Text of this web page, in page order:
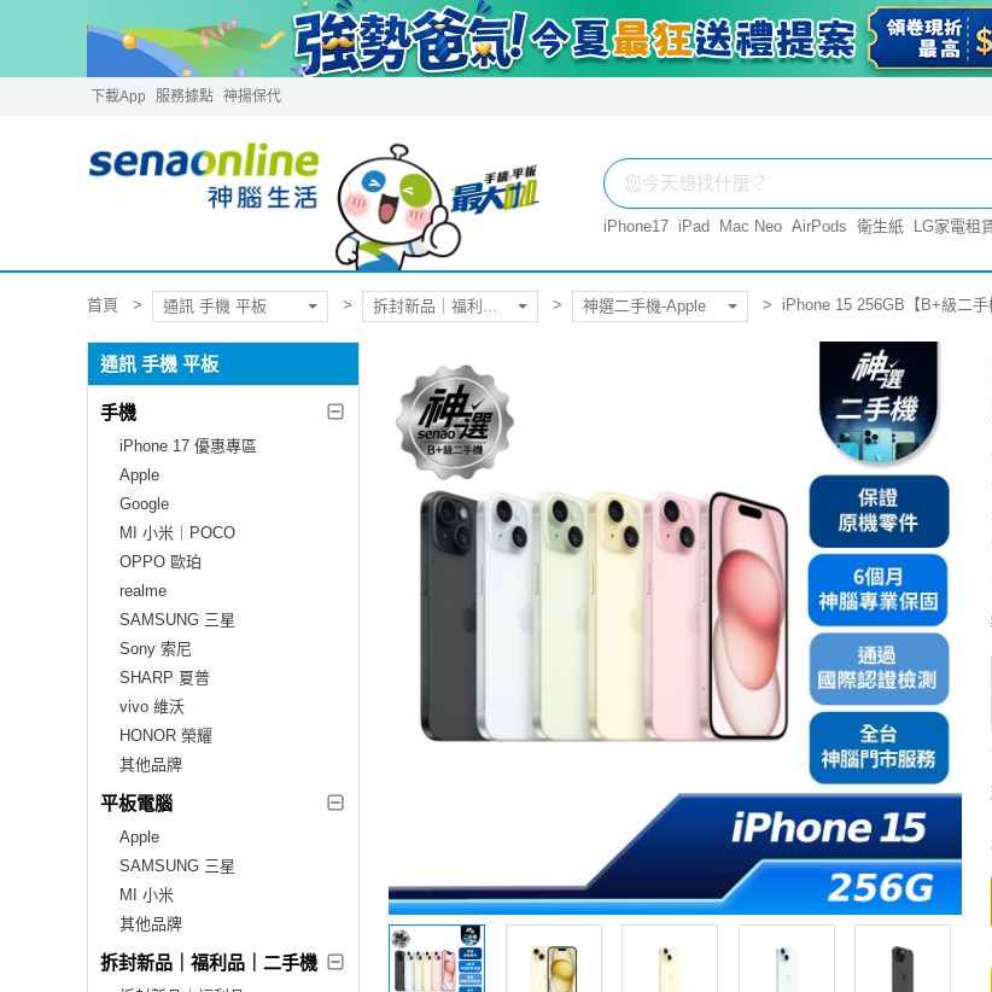
下載App 服務據點 神揚保代
iPhone17 iPad Mac Neo AirPods 衛生紙 LG家電租
首頁 通訊 手機 平板 神選二手機-Apple iPhone 15 256GB【B+級二手
通訊 手機 平板
手機
iPhone 17 優惠專區
Apple
Google
MI 小米｜POCO
OPPO 歐珀
realme
SAMSUNG 三星
Sony 索尼
SHARP 夏普
vivo 維沃
HONOR 榮耀
其他品牌
平板電腦
Apple
SAMSUNG 三星
MI 小米
其他品牌
拆封新品｜福利品｜二手機